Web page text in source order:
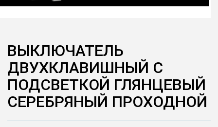
ВЫКЛЮЧАТЕЛЬ
ДВУХКЛАВИШНЫЙ С
ПОДСВЕТКОЙ ГЛЯНЦЕВЫЙ
СЕРЕБРЯНЫЙ ПРОХОДНОЙ